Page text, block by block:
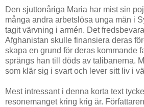
Den sjuttonåriga Maria har mist sin
många andra arbetslösa unga män i
tagit värvning i armén. Det
Afghanistan skulle finansiera deras
skapa en grund för deras kommande
sprängs han till döds av talibanerna.
som klär sig i svart och lever sitt liv i
Mest intressant i denna korta text
resonemanget kring krig är.